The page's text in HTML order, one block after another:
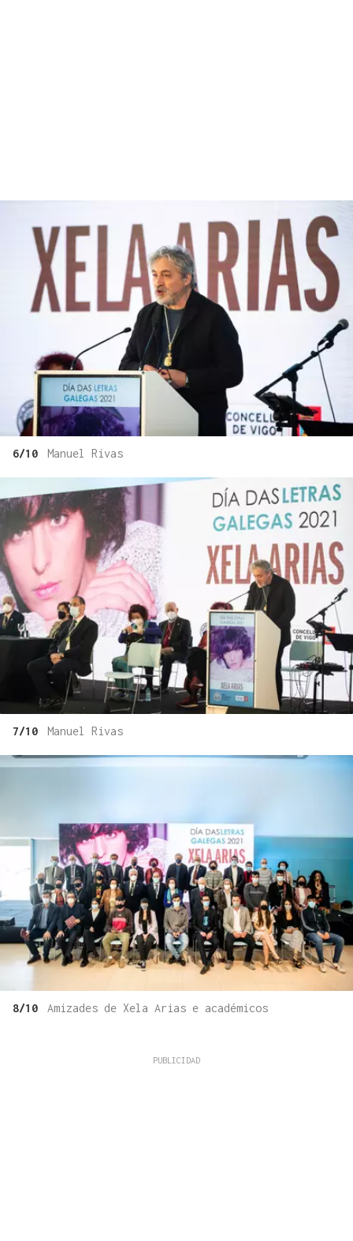
6/10 Manuel Rivas
7/10 Manuel Rivas
8/10 Amizades de Xela Arias e académicos